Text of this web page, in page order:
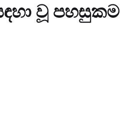
වූ පහසුකම